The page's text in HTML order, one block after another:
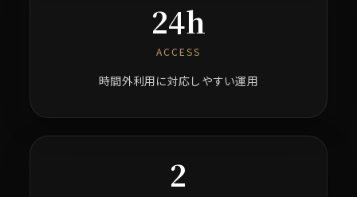
24h
ACCESS
時間外利用に対応しやすい運用
2